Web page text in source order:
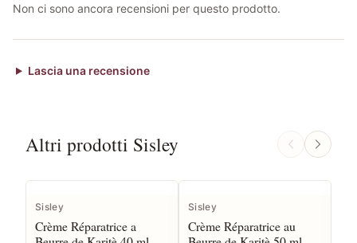
Non ci sono ancora recensioni per questo prodotto.
Lascia una recensione
Altri prodotti Sisley
Sisley
Crème Réparatrice a
Sisley
Crème Réparatrice au